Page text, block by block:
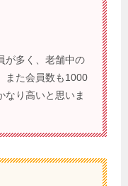
が多く、老舗中の
また会員数も1000
なり高いと思いま